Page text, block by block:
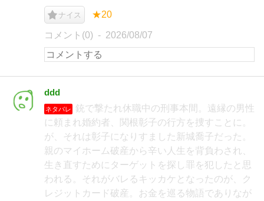
ナイス ★20
コメント(0) 2026/08/07
ddd
ネタバレ
銃で撃たれ休職中の刑事本間。遠縁の男性
に頼まれ婚約者、関根彰子の行方を捜すことに。
が、それは彰子になりすました新城喬子だった。
親のマイホーム破産から辛い人生を背負わされ、
生き直すためにターゲットを探し罪を犯したと思
われる。それがバレるキッカケとなったのが、ク
レジットカード破産。お金を巡る物語でありなが